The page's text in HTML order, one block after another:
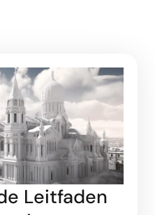
Leitfaden